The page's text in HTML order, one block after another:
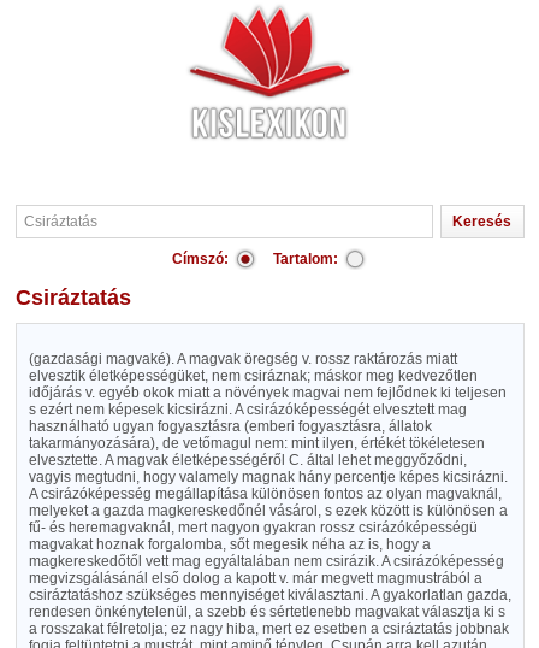
Címszó: Tartalom:
Csiráztatás
(gazdasági magvaké). A magvak öregség v. rossz raktározás miatt
elvesztik életképességüket, nem csiráznak; máskor meg kedvezőtlen
időjárás v. egyéb okok miatt a növények magvai nem fejlődnek ki teljesen
s ezért nem képesek kicsirázni. A csirázóképességét elvesztett mag
használható ugyan fogyasztásra (emberi fogyasztásra, állatok
takarmányozására), de vetőmagul nem: mint ilyen, értékét tökéletesen
elvesztette. A magvak életképességéről C. által lehet meggyőződni,
vagyis megtudni, hogy valamely magnak hány percentje képes kicsirázni.
A csirázóképesség megállapítása különösen fontos az olyan magvaknál,
melyeket a gazda magkereskedőnél vásárol, s ezek között is különösen a
fű- és heremagvaknál, mert nagyon gyakran rossz csirázóképességü
magvakat hoznak forgalomba, sőt megesik néha az is, hogy a
magkereskedőtől vett mag egyáltalában nem csirázik. A csirázóképesség
megvizsgálásánál első dolog a kapott v. már megvett magmustrából a
csiráztatáshoz szükséges mennyiséget kiválasztani. A gyakorlatlan gazda,
rendesen önkénytelenül, a szebb és sértetlenebb magvakat választja ki s
a rosszakat félretolja; ez nagy hiba, mert ez esetben a csiráztatás jobbnak